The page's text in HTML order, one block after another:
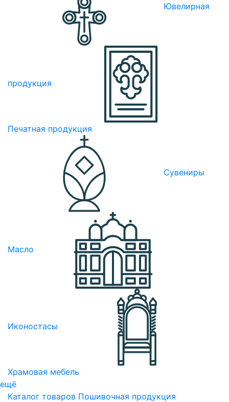
Ювелирная
продукция
Печатная продукция
Сувениры
Масло
Иконостасы
Храмовая мебель
ещё
Каталог товаров Пошивочная продукция